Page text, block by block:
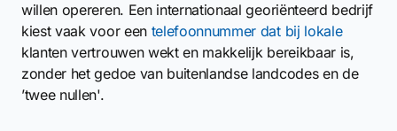
willen opereren. Een internationaal georiënteerd bedrijf
kiest vaak voor een telefoonnummer dat bij lokale
klanten vertrouwen wekt en makkelijk bereikbaar is,
zonder het gedoe van buitenlandse landcodes en de
’twee nullen'.